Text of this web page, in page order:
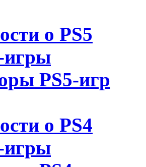
о PS5
игры
PS5-игр
о PS4
игры